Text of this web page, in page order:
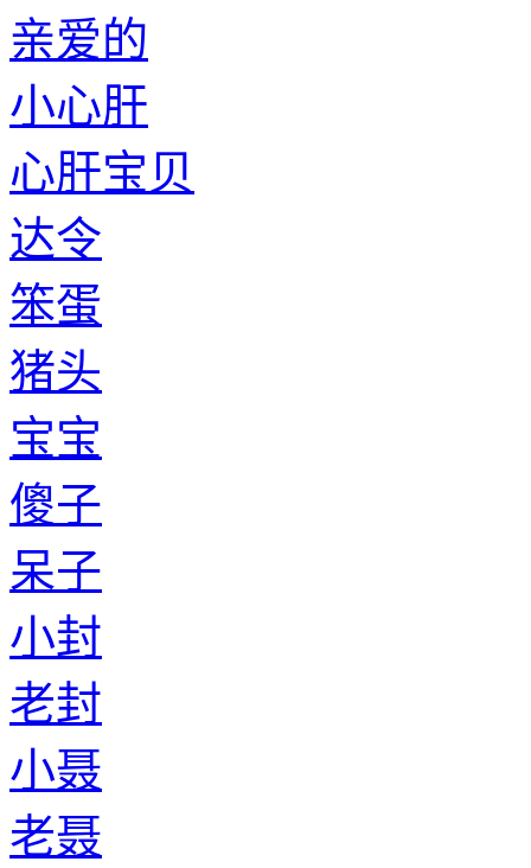
亲爱的
小心肝
心肝宝贝
达令
笨蛋
猪头
宝宝
傻子
呆子
小封
老封
小聂
老聂